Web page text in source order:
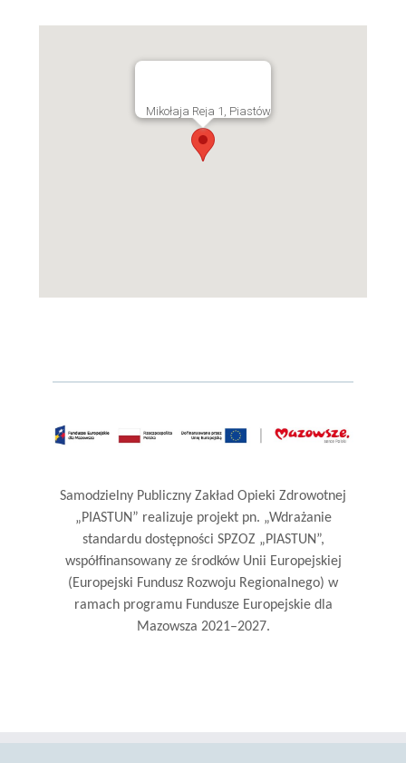
Mapa:
Pomiń mapę
Mikołaja Reja 1, Piastów
Samodzielny Publiczny Zakład Opieki Zdrowotnej
„PIASTUN” realizuje projekt pn. „Wdrażanie
standardu dostępności SPZOZ „PIASTUN”,
współfinansowany ze środków Unii Europejskiej
(Europejski Fundusz Rozwoju Regionalnego) w
ramach programu Fundusze Europejskie dla
Mazowsza 2021–2027.